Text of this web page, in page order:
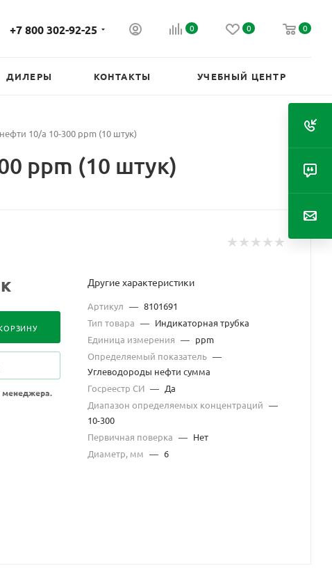
+7 800 302-92-25 0 0 0
ДИЛЕРЫ КОНТАКТЫ УЧЕБНЫЙ ЦЕНТР
10/а 10-300 ppm (10 штук)
ppm (10 штук)
менеджера.
Другие характеристики
Артикул — 8101691
Тип товара — Индикаторная трубка
Единица измерения — ppm
Определяемый показатель —
Углеводороды нефти сумма
Госреестр СИ — Да
Диапазон определяемых концентраций —
10-300
Первичная поверка — Нет
Диаметр, мм — 6